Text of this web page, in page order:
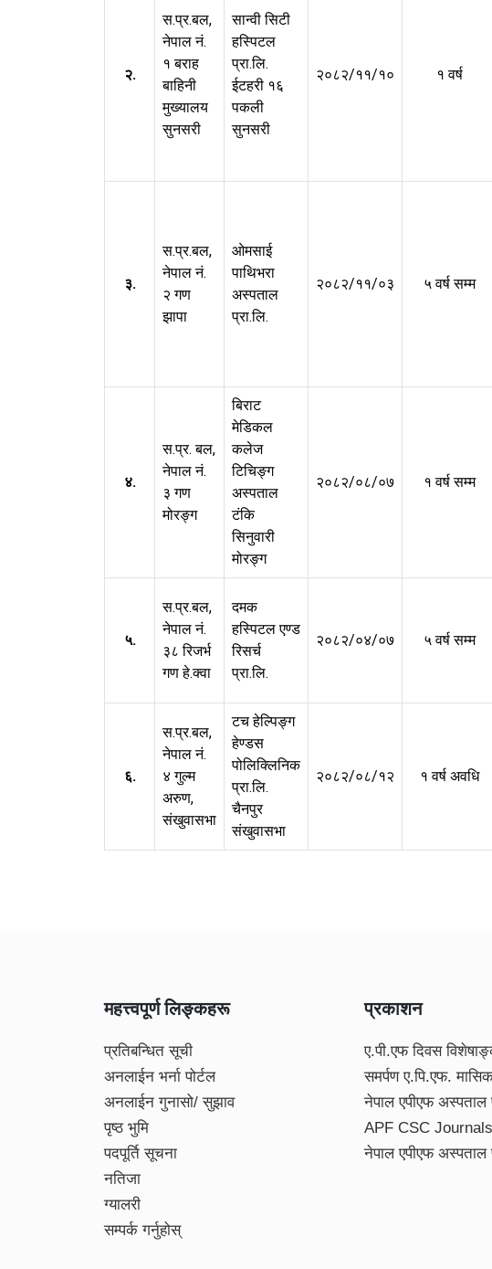
२.
स.प्र.बल,
नेपाल नं.
१ बराह
बाहिनी
मुख्यालय
सुनसरी
सान्वी सिटी
हस्पिटल
प्रा.लि.
ईटहरी १६
पकली
सुनसरी
२०८२/११/१० १ वर्ष
३.
स.प्र.बल,
नेपाल नं.
२ गण
झापा
ओमसाई
पाथिभरा
अस्पताल
प्रा.लि.
२०८२/११/०३ ५ वर्ष सम्म
४.
स.प्र. बल,
नेपाल नं.
३ गण
मोरङ्ग
बिराट
मेडिकल
कलेज
टिचिङ्ग
अस्पताल
टंकि
सिनुवारी
मोरङ्ग
२०८२/०८/०७ १ वर्ष सम्म
५.
स.प्र.बल,
नेपाल नं.
३८ रिजर्भ
गण हे.क्वा
दमक
हस्पिटल एण्ड
रिसर्च
प्रा.लि.
२०८२/०४/०७ ५ वर्ष सम्म
६.
स.प्र.बल,
नेपाल नं.
४ गुल्म
अरुण,
संखुवासभा
टच हेल्पिङ्ग
हेण्डस
पोलिक्लिनिक
प्रा.लि.
चैनपुर
संखुवासभा
२०८२/०८/१२ १ वर्ष अवधि
महत्त्वपूर्ण लिङ्कहरू
प्रतिबन्धित सूची
अनलाईन भर्ना पोर्टल
अनलाईन गुनासो/ सुझाव
पृष्ठ भुमि
पदपूर्ति सूचना
नतिजा
ग्यालरी
सम्पर्क गर्नुहोस्
प्रकाशन
ए.पी.एफ दिवस
समर्पण ए.पि.एफ.
नेपाल एपीएफ अस्पताल
APF CSC Journals
नेपाल एपीएफ अस्पताल